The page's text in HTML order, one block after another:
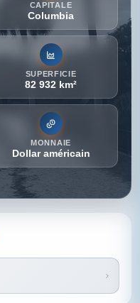
CAPITALE
Columbia
SUPERFICIE
82 932 km²
MONNAIE
Dollar américain